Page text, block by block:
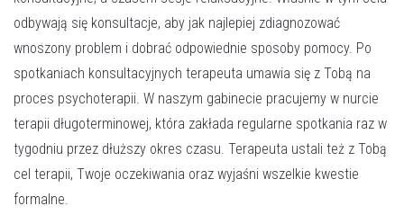
odbywają się konsultacje, aby jak najlepiej zdiagnozować
wnoszony problem i dobrać odpowiednie sposoby pomocy. Po
spotkaniach konsultacyjnych terapeuta umawia się z Tobą na
proces psychoterapii. W naszym gabinecie pracujemy w nurcie
terapii długoterminowej, która zakłada regularne spotkania raz w
tygodniu przez dłuższy okres czasu. Terapeuta ustali też z Tobą
cel terapii, Twoje oczekiwania oraz wyjaśni wszelkie kwestie
formalne.